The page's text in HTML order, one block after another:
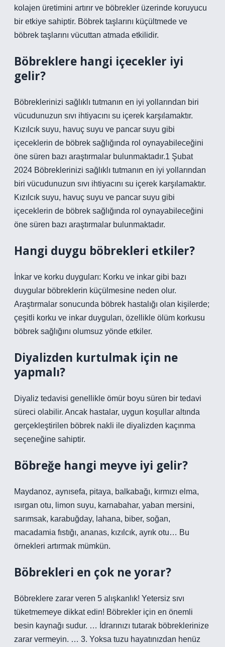
kolajen üretimini artırır ve böbrekler üzerinde koruyucu
bir etkiye sahiptir. Böbrek taşlarını küçültmede ve
böbrek taşlarını vücuttan atmada etkilidir.
Böbreklere hangi içecekler iyi
gelir?
Böbreklerinizi sağlıklı tutmanın en iyi yollarından biri
vücudunuzun sıvı ihtiyacını su içerek karşılamaktır.
Kızılcık suyu, havuç suyu ve pancar suyu gibi
içeceklerin de böbrek sağlığında rol oynayabileceğini
öne süren bazı araştırmalar bulunmaktadır.1 Şubat
2024 Böbreklerinizi sağlıklı tutmanın en iyi yollarından
biri vücudunuzun sıvı ihtiyacını su içerek karşılamaktır.
Kızılcık suyu, havuç suyu ve pancar suyu gibi
içeceklerin de böbrek sağlığında rol oynayabileceğini
öne süren bazı araştırmalar bulunmaktadır.
Hangi duygu böbrekleri etkiler?
İnkar ve korku duyguları: Korku ve inkar gibi bazı
duygular böbreklerin küçülmesine neden olur.
Araştırmalar sonucunda böbrek hastalığı olan kişilerde;
çeşitli korku ve inkar duyguları, özellikle ölüm korkusu
böbrek sağlığını olumsuz yönde etkiler.
Diyalizden kurtulmak için ne
yapmalı?
Diyaliz tedavisi genellikle ömür boyu süren bir tedavi
süreci olabilir. Ancak hastalar, uygun koşullar altında
gerçekleştirilen böbrek nakli ile diyalizden kaçınma
seçeneğine sahiptir.
Böbreğe hangi meyve iyi gelir?
Maydanoz, aynısefa, pitaya, balkabağı, kırmızı elma,
ısırgan otu, limon suyu, karnabahar, yaban mersini,
sarımsak, karabuğday, lahana, biber, soğan,
macadamia fıstığı, ananas, kızılcık, ayrık otu… Bu
örnekleri artırmak mümkün.
Böbrekleri en çok ne yorar?
Böbreklere zarar veren 5 alışkanlık! Yetersiz sıvı
tüketmemeye dikkat edin! Böbrekler için en önemli
besin kaynağı sudur. … İdrarınızı tutarak böbreklerinize
zarar vermeyin. … 3. Yoksa tuzu hayatınızdan henüz